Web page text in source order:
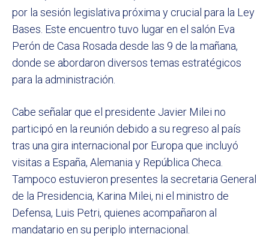
por la sesión legislativa próxima y crucial para la Ley
Bases. Este encuentro tuvo lugar en el salón Eva
Perón de Casa Rosada desde las 9 de la mañana,
donde se abordaron diversos temas estratégicos
para la administración.
Cabe señalar que el presidente Javier Milei no
participó en la reunión debido a su regreso al país
tras una gira internacional por Europa que incluyó
visitas a España, Alemania y República Checa.
Tampoco estuvieron presentes la secretaria General
de la Presidencia, Karina Milei, ni el ministro de
Defensa, Luis Petri, quienes acompañaron al
mandatario en su periplo internacional.